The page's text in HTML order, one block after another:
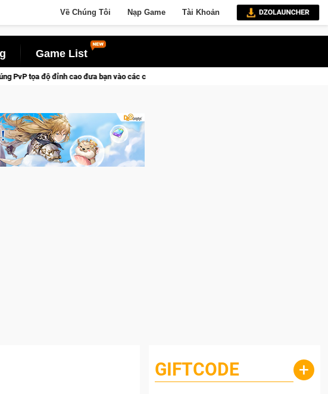
Về Chúng Tôi Nạp Game Tài Khoản
Game List
chiến dịch lịch sử khốc liệt
GIFTCODE +